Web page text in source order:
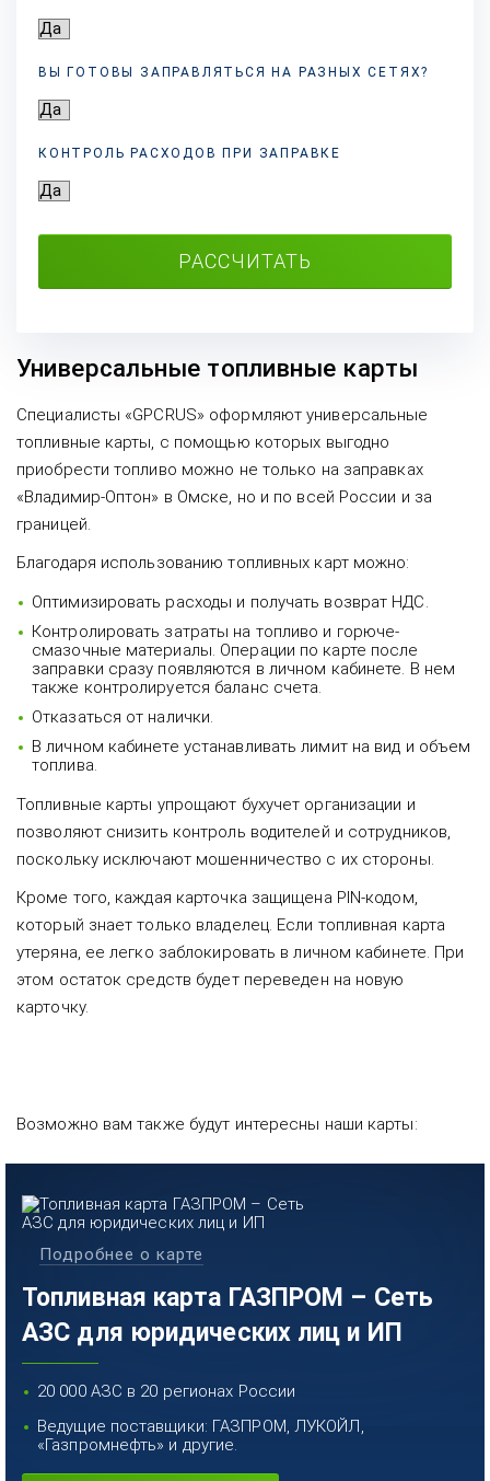
ВЫ ГОТОВЫ ЗАПРАВЛЯТЬСЯ НА РАЗНЫХСЕТЯХ?
КОНТРОЛЬ РАСХОДОВ ПРИ ЗАПРАВКЕ
РАССЧИТАТЬ
Универсальные топливные карты
Специалисты «GPCRUS» оформляют универсальные
топливные карты, с помощью которых выгодно
приобрести топливо можно не только на заправках
«Владимир-Оптон» в Омске, но и по всей России и за
границей.
Благодаря использованию топливных карт можно:
Оптимизировать расходы и получать возврат НДС.
Контролировать затраты на топливо и горюче-
смазочные материалы. Операции по карте после
заправки сразу появляются в личном кабинете. В нем
также контролируется баланс счета.
Отказаться от налички.
В личном кабинете устанавливать лимит на вид и объем
топлива.
Топливные карты упрощают бухучет организации и
позволяют снизить контроль водителей и сотрудников,
поскольку исключают мошенничество с их стороны.
Кроме того, каждая карточка защищена PIN-кодом,
который знает только владелец. Если топливная карта
утеряна, ее легко заблокировать в личном кабинете. При
этом остаток средств будет переведен на новую
карточку.
Возможно вам также будут интересны наши карты:
Топливная карта ГАЗПРОМ – Сеть
АЗС для юридических лиц и ИП
20 000 АЗС в 20 регионах России
Ведущие поставщики: ГАЗПРОМ, ЛУКОЙЛ,
«Газпромнефть» и другие.
Подробнее о карте